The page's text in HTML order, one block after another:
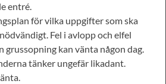
entré.
för vilka uppgifter som ska
Fel i avlopp och elfel
grussopning kan vänta någon dag.
tänker ungefär likadant.